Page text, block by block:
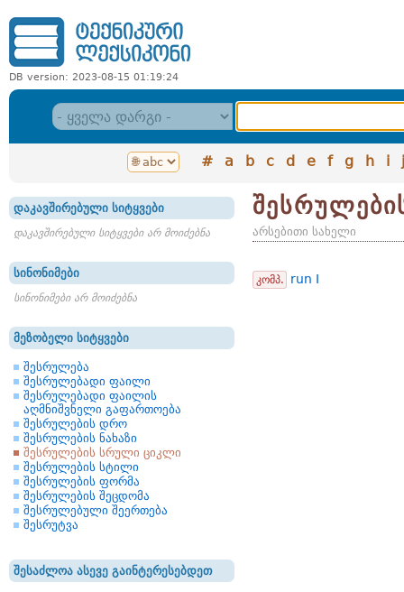
DB version: 2023-08-15 01:19:24
# a b c d e f g h i j
დაკავშირებული სიტყვები
დაკავშირებული სიტყვები არ მოიძებნა
სინონიმები
სინონიმები არ მოიძებნა
მეზობელი სიტყვები
შესრულება
შესრულებადი ფაილი
შესრულებადი ფაილის
აღმნიშვნელი გაფართოება
შესრულების დრო
შესრულების ნახაზი
შესრულების სრული ციკლი
შესრულების სტილი
შესრულების ფორმა
შესრულების შეცდომა
შესრულებული შეერთება
შესრუტვა
შესაძლოა ასევე გაინტერესებდეთ
არსებითი სახელი
კომპ. run I